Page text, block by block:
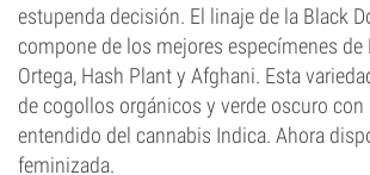
estupenda decisión. El linaje de la Black
compone de los mejores especímenes de
Ortega, Hash Plant y Afghani. Esta
de cogollos orgánicos y verde oscuro con
entendido del cannabis Indica. Ahora
feminizada.